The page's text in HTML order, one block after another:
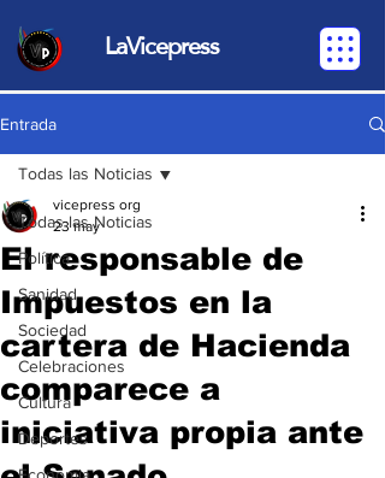
LaVicepress
Entrada
Todas las Noticias
Política
Sanidad
Sociedad
Celebraciones
Cultura
Deportes
Todas las Noticias
El responsable de
Impuestos en la
cartera de Hacienda
comparece a
iniciativa propia ante
vicepress org
23 may